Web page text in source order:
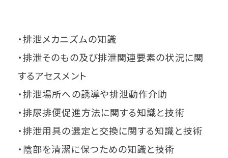
・排泄メカニズムの知識
・排泄そのもの及び排泄関連要素の状況に関
するアセスメント
・排泄場所への誘導や排泄動作介助
・排尿排便促進方法に関する知識と技術
・排泄用具の選定と交換に関する知識と技術
・陰部を清潔に保つための知識と技術